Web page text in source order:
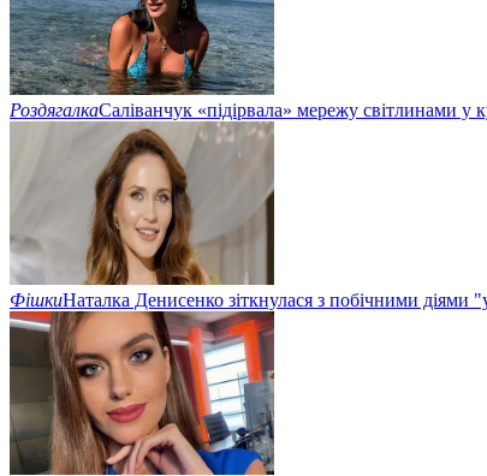
РоздягалкаСаліванчук «підірвала» мережу світлинами у
ФішкиНаталка Денисенко зіткнулася з побічними діями